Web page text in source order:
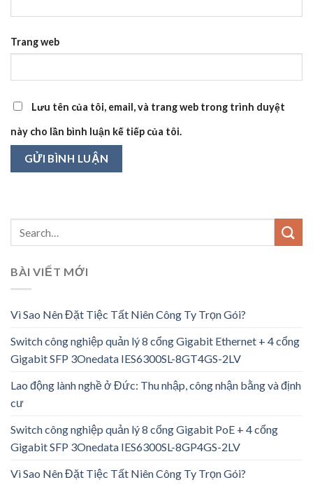
Trang web
Lưu tên của tôi, email, và trang web trong trình duyệt
này cho lần bình luận kế tiếp của tôi.
BÀI VIẾT MỚI
Vì Sao Nên Đặt Tiệc Tất Niên Công Ty Trọn Gói?
Switch công nghiệp quản lý 8 cổng Gigabit Ethernet + 4 cổng
Gigabit SFP 3Onedata IES6300SL-8GT4GS-2LV
Lao động lành nghề ở Đức: Thu nhập, công nhận bằng và định
cư
Switch công nghiệp quản lý 8 cổng Gigabit PoE + 4 cổng
Gigabit SFP 3Onedata IES6300SL-8GP4GS-2LV
Vì Sao Nên Đặt Tiệc Tất Niên Công Ty Trọn Gói?